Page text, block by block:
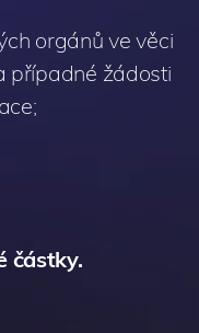
orgánů ve věci
případné žádosti
částky.